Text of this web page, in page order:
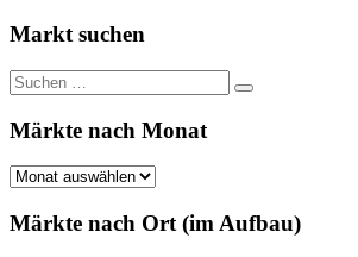
Markt suchen
Suchen
nach:
Suchen
Märkte nach Monat
Märkte
Monat
Märkte nach Ort (im Aufbau)